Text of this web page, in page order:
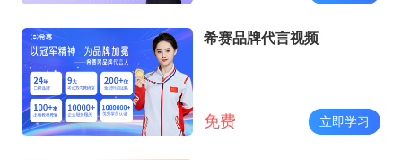
希赛品牌代言视频
免费 立即学习